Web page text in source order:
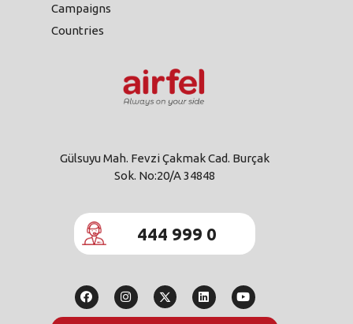
Campaigns
Countries
Gülsuyu Mah. Fevzi Çakmak Cad. Burçak
Sok. No:20/A 34848
444 999 0